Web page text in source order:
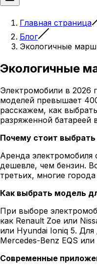
Главная страница
Блог
Экологичные
Экологичные
Электромобили в 2026
моделей превышает
расскажем, как
разряженной батареей
Почему стоит
Аренда электромобиля
дешевле, чем бензин.
третьих, многие
Как выбрать модель
При выборе
как Renault Zoe или
или Hyundai Ioniq 5.
Mercedes-Benz EQS
Современные